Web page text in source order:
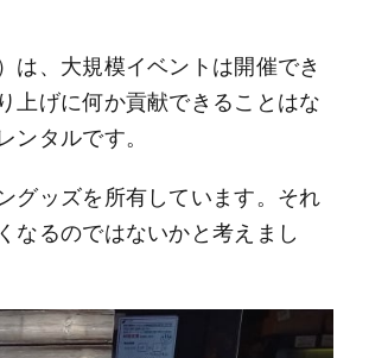
は、大規模イベントは開催でき
上げに何か貢献できることはな
タルです。
グッズを所有しています。それ
なるのではないかと考えまし